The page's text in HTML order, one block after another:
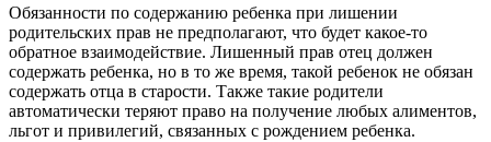
Обязанности по содержанию ребенка при лишении
родительских прав не предполагают, что будет какое-то
обратное взаимодействие. Лишенный прав отец должен
содержать ребенка, но в то же время, такой ребенок не обязан
содержать отца в старости. Также такие родители
автоматически теряют право на получение любых алиментов,
льгот и привилегий, связанных с рождением ребенка.